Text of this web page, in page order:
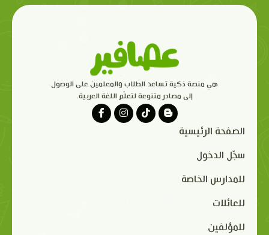
هي منصة ذكية تساعد الطلاب والمعلمين على الوصول
إلى مصادر متنوعة لتعلّم اللغة العربية.
الصفحة الرئيسية
سجّل الدخول
للمدارس الخاصة
للعائلات
للمؤلفين